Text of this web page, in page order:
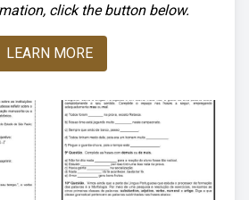
click the button below.
LEARN MORE